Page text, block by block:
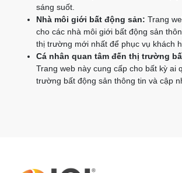
sáng suốt.
Nhà môi giới bất động sản: Trang
cho các nhà môi giới bất động sản
thị trường mới nhất để phục vụ khách
Cá nhân quan tâm đến thị trường
Trang web này cung cấp cho bất kỳ ai
trường bất động sản thông tin và cập